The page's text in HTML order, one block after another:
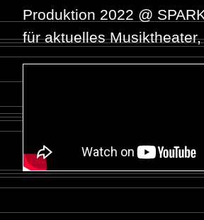
Produktion 2022 @
für aktuelles